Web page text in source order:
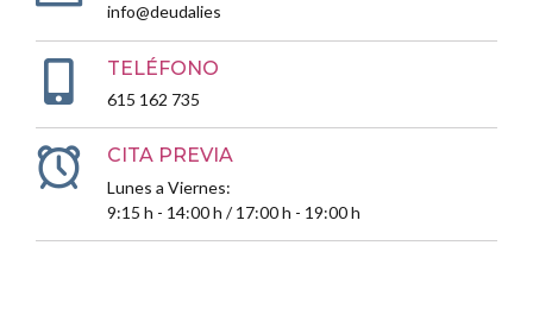
info@deudalies
TELÉFONO
615 162 735
CITA PREVIA
Lunes a Viernes:
9:15 h - 14:00 h / 17:00 h - 19:00 h